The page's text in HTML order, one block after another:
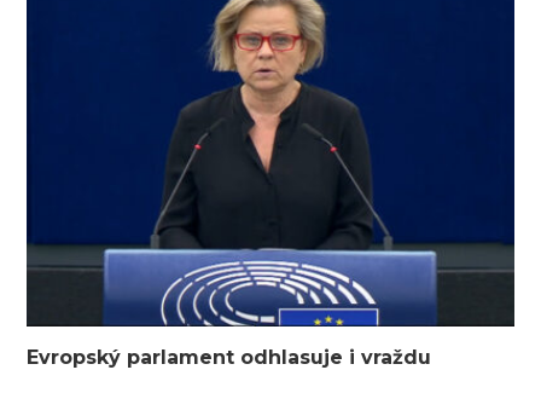
Evropský parlament odhlasuje i vraždu